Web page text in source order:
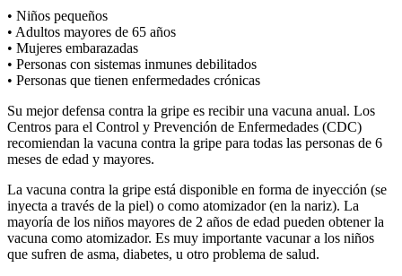
• Niños pequeños
• Adultos mayores de 65 años
• Mujeres embarazadas
• Personas con sistemas inmunes debilitados
• Personas que tienen enfermedades crónicas
Su mejor defensa contra la gripe es recibir una vacuna anual. Los
Centros para el Control y Prevención de Enfermedades (CDC)
recomiendan la vacuna contra la gripe para todas las personas de 6
meses de edad y mayores.
La vacuna contra la gripe está disponible en forma de inyección (se
inyecta a través de la piel) o como atomizador (en la nariz). La
mayoría de los niños mayores de 2 años de edad pueden obtener la
vacuna como atomizador. Es muy importante vacunar a los niños
que sufren de asma, diabetes, u otro problema de salud.